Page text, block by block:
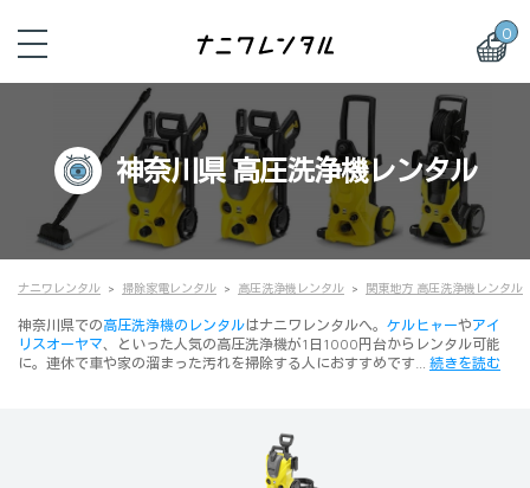
0
神奈川県 高圧洗浄機レンタル
ナニワレンタル 掃除家電レンタル 高圧洗浄機レンタル 関東地方 高圧洗浄機レンタル
神奈川県での高圧洗浄機のレンタルはナニワレンタルへ。 ケルヒャーやアイ
リスオーヤマ、といった人気の高圧洗浄機が1日1000円台からレンタル可能
に。連休で車や家の溜まった汚れを掃除する人におすすめです… 続きを読む